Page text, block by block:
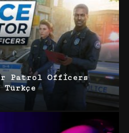
Patrol Officers